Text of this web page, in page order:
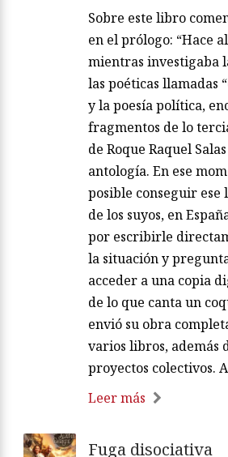
Sobre este libro
en el prólogo: “Hace
mientras investigaba
las poéticas llamadas
y la poesía política,
fragmentos de lo
de Roque Raquel
antología. En ese
posible conseguir
de los suyos, en
por escribirle
la situación y
acceder a una copia
de lo que canta un
envió su obra
varios libros, además
proyectos colectivos.
Leer más
Fuga disociativa